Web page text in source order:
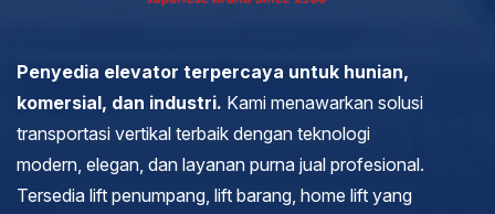
Penyedia elevator terpercaya untuk hunian,
komersial, dan industri. Kami menawarkan solusi
transportasi vertikal terbaik dengan teknologi
modern, elegan, dan layanan purna jual profesional.
Tersedia lift penumpang, lift barang, home lift yang